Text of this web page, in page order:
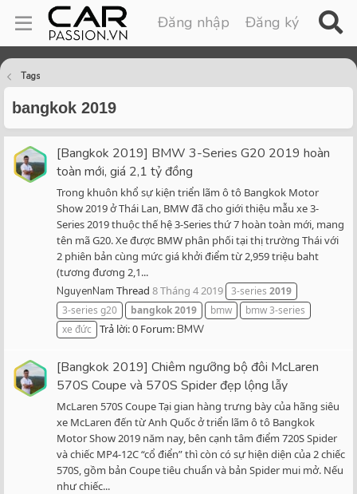
Đăng nhập Đăng ký
Tags
bangkok 2019
[Bangkok 2019] BMW 3-Series G20 2019 hoàn
toàn mới, giá 2,1 tỷ đồng
Trong khuôn khổ sự kiện triển lãm ô tô Bangkok Motor
Show 2019 ở Thái Lan, BMW đã cho giới thiệu mẫu xe 3-
Series 2019 thuộc thế hệ 3-Series thứ 7 hoàn toàn mới, mang
tên mã G20. Xe được BMW phân phối tại thị trường Thái với
2 phiên bản cùng mức giá khởi điểm từ 2,959 triệu baht
(tương đương 2,1...
NguyenNam Thread 8 Tháng 4 2019 3-series 2019
3-series g20
bangkok2019 bmw
bmw 3-series
xe đức
Trả lời: 0 Forum:BMW
[Bangkok 2019] Chiêm ngưỡng bộ đôi McLaren
570S Coupe và 570S Spider đẹp lộng lẫy
McLaren 570S Coupe Tại gian hàng trưng bày của hãng siêu
xe McLaren đến từ Anh Quốc ở triển lãm ô tô Bangkok
Motor Show 2019 năm nay, bên cạnh tâm điểm 720S Spider
và chiếc MP4-12C “cổ điển” thì còn có sự hiện diện của 2 chiếc
570S, gồm bản Coupe tiêu chuẩn và bản Spider mui mở. Nếu
như chiếc...